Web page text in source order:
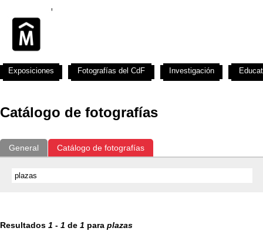
Catálogo de fotografías
General Catálogo de fotografías
Resultados 1 - 1 de 1 para plazas
Exposiciones Fotografías del CdF Investigación